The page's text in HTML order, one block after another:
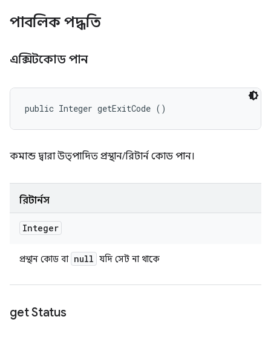
পাবলিক পদ্ধতি
এক্সিটকোড পান
public Integer getExitCode ()
কমান্ড দ্বারা উত্পাদিত প্রস্থান/রিটার্ন কোড পান।
রিটার্নস
Integer
প্রস্থান কোড বা null যদি সেট না থাকে
get Status